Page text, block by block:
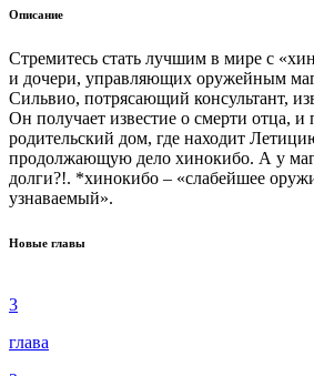
Описание
Стремитесь стать лучшим в мире с
и дочери, управляющих оружейным
Сильвио, потрясающий консультант,
Он получает известие о смерти отца, и
родительский дом, где находит
продолжающую дело хинокибо. А у
долги?!. *хинокибо – «слабейшее
узнаваемый».
Новые главы
3
глава